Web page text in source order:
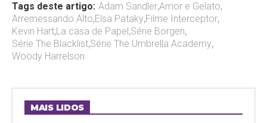
Tags deste artigo: Adam Sandler,Amor e Gelato,
Arremessando Alto,Elsa Pataky,Filme Interceptor,
Kevin Hart,La casa de Papel ,Série Borgen,
Série The Blacklist,Série The Umbrella Academy,
Woody Harrelson
MAIS LIDOS